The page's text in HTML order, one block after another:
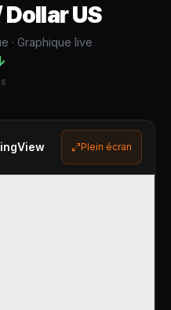
Dollar US
· Graphique live
Plein écran